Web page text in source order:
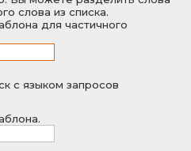
слова из списка.
для частичного
с языком запросов